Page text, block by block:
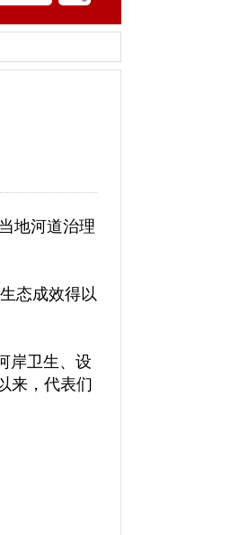
地河道治理
态成效得以
岸卫生、设
来，代表们